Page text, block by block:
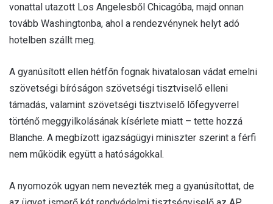
vonattal utazott Los Angelesből Chicagóba, majd onnan
tovább Washingtonba, ahol a rendezvénynek helyt adó
hotelben szállt meg.
A gyanúsított ellen hétfőn fognak hivatalosan vádat emelni
szövetségi bíróságon szövetségi tisztviselő elleni
támadás, valamint szövetségi tisztviselő lőfegyverrel
történő meggyilkolásának kísérlete miatt – tette hozzá
Blanche. A megbízott igazságügyi miniszter szerint a férfi
nem működik együtt a hatóságokkal.
A nyomozók ugyan nem nevezték meg a gyanúsítottat, de